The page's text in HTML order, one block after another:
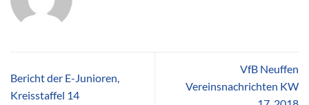
Bericht der E-Junioren,
Kreisstaffel 14
VfB Neuffen
Vereinsnachrichten KW